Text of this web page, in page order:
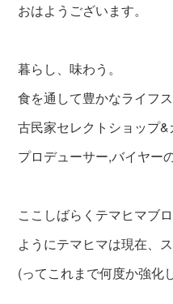
おはようございます。
暮らし、味わう。
食を通して豊かなライフ
古民家セレクトショップ
プロデューサー,バイヤー
ここしばらくテマヒマブ
ようにテマヒマは現在、
(ってこれまで何度か強化